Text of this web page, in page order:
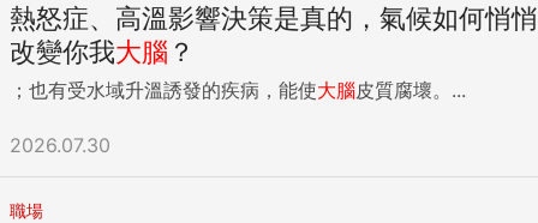
熱怒症、高溫影響決策是真的，氣候如何悄悄
改變你我大腦 ？
；也有受水域升溫誘發的疾病，能使大腦皮質腐壞。...
2026.07.30
職場